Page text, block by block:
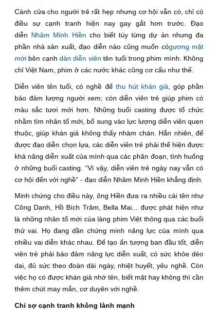
Cánh cửa cho người trẻ rất hẹp nhưng cơ hội vẫn có, chỉ có
điều sự cạnh tranh hiện nay gay gắt hơn trước. Đạo
diễn Nhâm Minh Hiền cho biết tùy từng dự án nhưng đa
phần nhà sản xuất, đạo diễn nào cũng muốn cógương mặt
mới bên cạnhdàn diễn viên tên tuổi trong phim mình. Không
chỉ Việt Nam, phim ở các nước khác cũng cơ cấu như thế.
Diễn viên tên tuổi, có nghề để thu hút khán giả , góp phần
bảo đảm lượng người xem; còn diễn viên trẻ giúp phim có
màu sắc tươi mới hơn. Những buổi casting được tổ chức
nhằm tìm nhân tố mới, bổ sung vào lực lượng diễn viên quen
thuộc, giúp khán giả không thấy nhàm chán. Hẳn nhiên, để
được đạo diễn chọn lựa, các diễn viên trẻ phải thể hiện được
khả năng diễn xuất của mình qua các phân đoạn, tình huống
ở những buổi casting. “Vì vậy, diễn viên trẻ ngày nay vẫn có
cơ hội đến với nghề” - đạo diễn Nhâm Minh Hiền khẳng định.
Minh chứng cho điều này, ông Hiền đưa ra nhiều cái tên như
Công Danh, Hồ Bích Trâm, Bella Mai... được phát hiện như
là những nhân tố mới của làng phim Việt thông qua các buổi
thử vai. Họ đang dần chứng minh năng lực của mình qua
nhiều vai diễn khác nhau. Để tạo ấn tượng ban đầu tốt, diễn
viên trẻ phải bảo đảm năng lực diễn xuất, có sức khỏe dẻo
dai, đủ sức theo đoàn dài ngày, nhiệt huyết, yêu nghề. Còn
việc họ có được khán giả nhớ tên, biết mặt hay không thì cần
thêm chút may mắn, cơ duyên với nghề.
Chỉ sợ cạnh tranh không lành mạnh